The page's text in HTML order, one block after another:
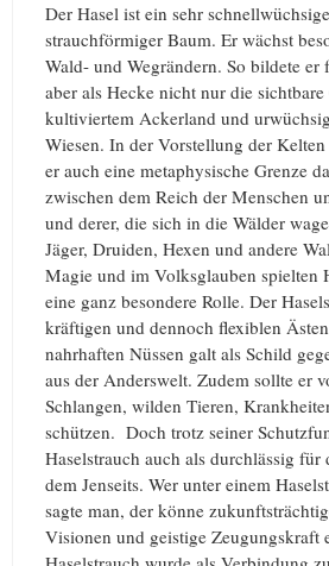
Der Hasel ist ein sehr
strauchförmiger Baum. Er wächst
Wald- und Wegrändern. So bildete er
aber als Hecke nicht nur die
kultiviertem Ackerland und
Wiesen. In der Vorstellung der
er auch eine metaphysische Grenze
zwischen dem Reich der Menschen
und derer, die sich in die Wälder
Jäger, Druiden, Hexen und andere
Magie und im Volksglauben spielten
eine ganz besondere Rolle. Der
kräftigen und dennoch flexiblen
nahrhaften Nüssen galt als Schild
aus der Anderswelt. Zudem sollte er
Schlangen, wilden Tieren,
schützen. Doch trotz seiner
Haselstrauch auch als durchlässig für
dem Jenseits. Wer unter einem
sagte man, der könne
Visionen und geistige Zeugungskraft